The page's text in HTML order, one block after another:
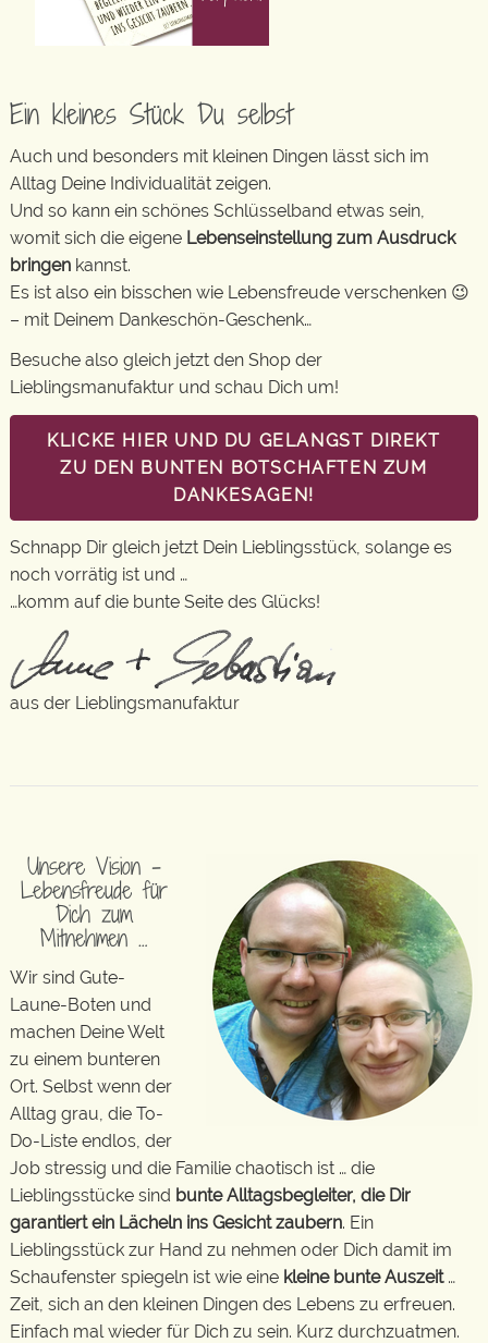
Ein kleines Stück Du selbst
Auch und besonders mit kleinen Dingen lässt sich im
Alltag Deine Individualität zeigen.
Und so kann ein schönes Schlüsselband etwas sein,
womit sich die eigene Lebenseinstellung zum Ausdruck
bringen kannst.
Es ist also ein bisschen wie Lebensfreude verschenken 😉
– mit Deinem Dankeschön-Geschenk…
Besuche also gleich jetzt den Shop der
Lieblingsmanufaktur und schau Dich um!
KLICKE HIER UND DU GELANGST DIREKT
ZU DEN BUNTEN BOTSCHAFTEN ZUM
DANKESAGEN!
Schnapp Dir gleich jetzt Dein Lieblingsstück, solange es
noch vorrätig ist und …
…komm auf die bunte Seite des Glücks!
aus der Lieblingsmanufaktur
Unsere Vision –
Lebensfreude für
Dich zum
Mitnehmen …
Wir sind Gute-
Laune-Boten und
machen Deine Welt
zu einem bunteren
Ort. Selbst wenn der
Alltag grau, die To-
Do-Liste endlos, der
Job stressig und die Familie chaotisch ist … die
Lieblingsstücke sind bunte Alltagsbegleiter, die Dir
garantiert ein Lächeln ins Gesicht zaubern. Ein
Lieblingsstück zur Hand zu nehmen oder Dich damit im
Schaufenster spiegeln ist wie eine kleine bunte Auszeit…
Zeit, sich an den kleinen Dingen des Lebens zu erfreuen.
Einfach mal wieder für Dich zu sein. Kurz durchzuatmen.